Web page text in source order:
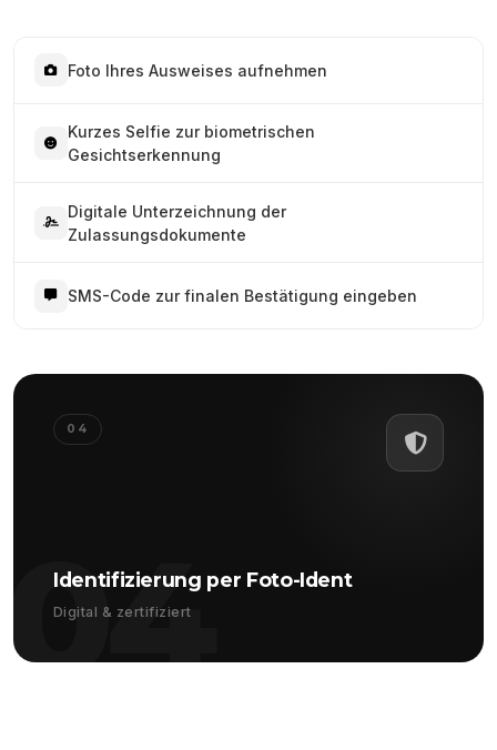
Foto Ihres Ausweises aufnehmen
Kurzes Selfie zur biometrischen
Gesichtserkennung
Digitale Unterzeichnung der
Zulassungsdokumente
SMS-Code zur finalen Bestätigung eingeben
04
04
Identifizierung per Foto-Ident
Digital & zertifiziert